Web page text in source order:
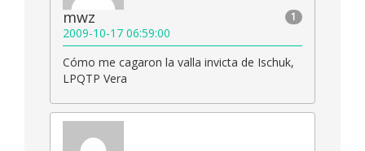
1
mwz
2009-10-17 06:59:00
Cómo me cagaron la valla invicta de Ischuk,
LPQTP Vera